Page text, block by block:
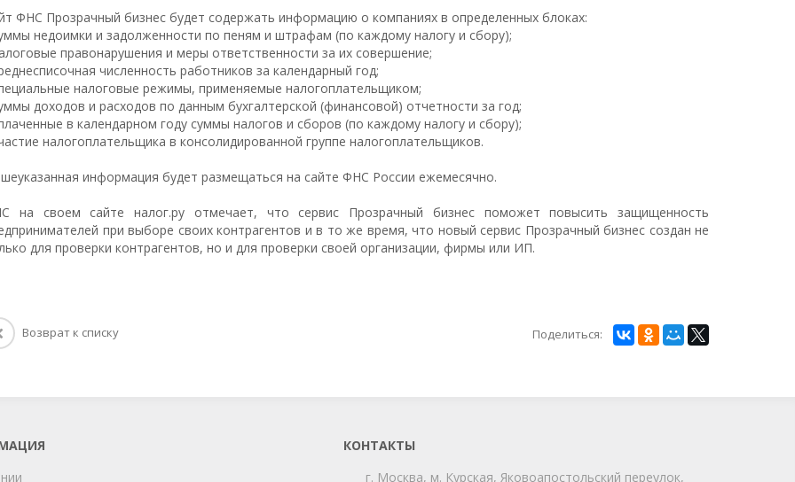
ФНС Прозрачный бизнес будет содержать информацию о компаниях в определенных блоках:
недоимки и задолженности по пеням и штрафам (по каждому налогу и сбору);
правонарушения и меры ответственности за их совершение;
численность работников за календарный год;
налоговые режимы, применяемые налогоплательщиком;
доходов и расходов по данным бухгалтерской (финансовой) отчетности за год;
в календарном году суммы налогов и сборов (по каждому налогу и сбору);
налогоплательщика в консолидированной группе налогоплательщиков.
информация будет размещаться на сайте ФНС России ежемесячно.
на своем сайте налог.ру отмечает, что сервис Прозрачный бизнес поможет повысить защищенность
при выборе своих контрагентов и в то же время, что новый сервис Прозрачный бизнес создан не
для проверки контрагентов, но и для проверки своей организации, фирмы или ИП.
Возврат к списку Поделиться:
КОНТАКТЫ
г. Москва, м. Курская, Яковоапостольский переулок,
Telegram Max